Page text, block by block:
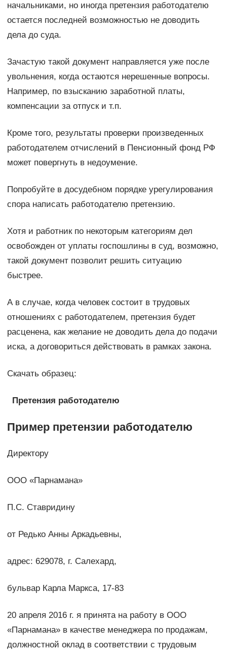
начальниками, но иногда претензия работодателю
остается последней возможностью не доводить
дела до суда.
Зачастую такой документ направляется уже после
увольнения, когда остаются нерешенные вопросы.
Например, по взысканию заработной платы,
компенсации за отпуск и т.п.
Кроме того, результаты проверки произведенных
работодателем отчислений в Пенсионный фонд РФ
может повергнуть в недоумение.
Попробуйте в досудебном порядке урегулирования
спора написать работодателю претензию.
Хотя и работник по некоторым категориям дел
освобожден от уплаты госпошлины в суд, возможно,
такой документ позволит решить ситуацию
быстрее.
А в случае, когда человек состоит в трудовых
отношениях с работодателем, претензия будет
расценена, как желание не доводить дела до подачи
иска, а договориться действовать в рамках закона.
Скачать образец:
Претензия работодателю
Пример претензии работодателю
Директору
ООО «Парнамана»
П.С. Ставридину
от Редько Анны Аркадьевны,
адрес: 629078, г. Салехард,
бульвар Карла Маркса, 17-83
20 апреля 2016 г. я принята на работу в ООО
«Парнамана» в качестве менеджера по продажам,
должностной оклад в соответствии с трудовым